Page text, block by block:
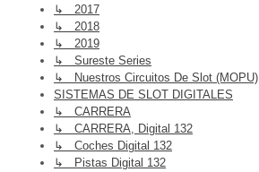
↳ 2017
↳ 2018
↳ 2019
↳ Sureste Series
↳ Nuestros Circuitos De Slot (MOPU)
SISTEMAS DE SLOT DIGITALES
↳ CARRERA
↳ CARRERA, Digital 132
↳ Coches Digital 132
↳ Pistas Digital 132